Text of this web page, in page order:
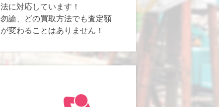
法に対応しています！
勿論、どの買取方法でも査定額
が変わることはありません！